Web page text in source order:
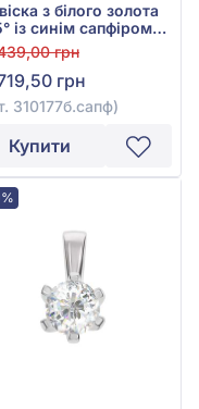
з білого золота
із синім сапфіром
та діамантами
арт.
грн
грн
310177б.сапф)
Купити